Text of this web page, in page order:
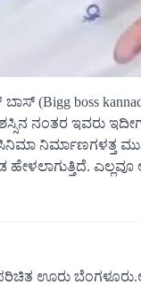
(Bigg boss
ನಂತರ ಇವರು
ನಿರ್ಮಾಣಗಳತ್ತ
ಹೇಳಲಾಗುತ್ತಿದೆ.
ಊರು